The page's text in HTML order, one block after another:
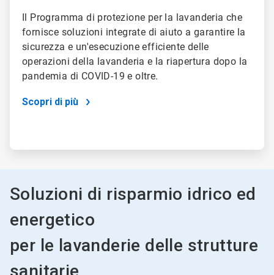
Il Programma di protezione per la lavanderia che
fornisce soluzioni integrate di aiuto a garantire la
sicurezza e un'esecuzione efficiente delle
operazioni della lavanderia e la riapertura dopo la
pandemia di COVID-19 e oltre.
Scopri di più
Soluzioni di risparmio idrico ed
energetico
per le lavanderie delle strutture
sanitarie